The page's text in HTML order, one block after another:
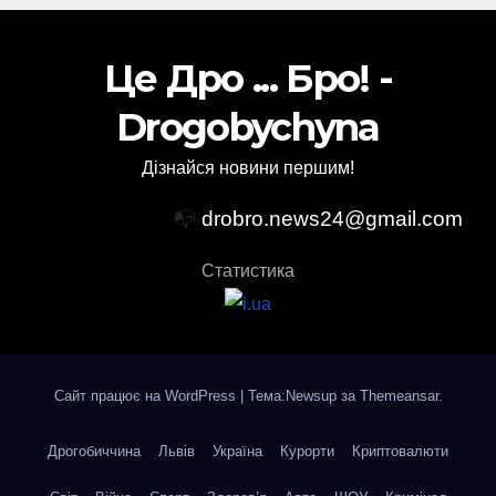
Це Дро ... Бро! -
Drogobychyna
Дізнайся новини першим!
📭 drobro.news24@gmail.com
Статистика
Сайт працює на WordPress Тема:Newsup за Themeansar.
Дрогобиччина Львів Україна Курорти Криптовалюти